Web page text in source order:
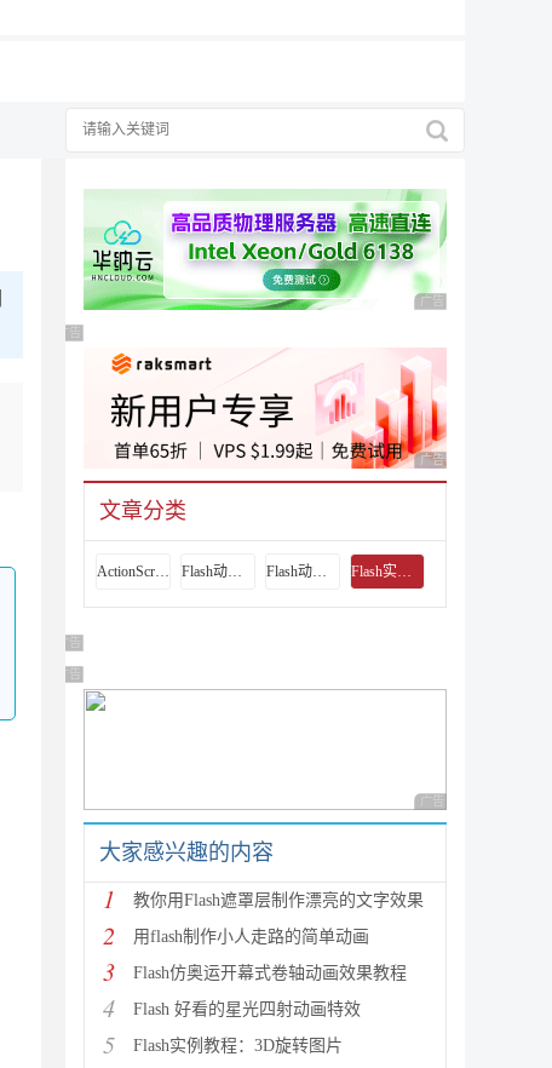
广告 商业广告，理性
广告 商业广告，理性选择
广告 商业广告，理性
文章分类
ActionScript教程 Flash动画基础 Flash动画制作技巧 Flash实例教程
广告 商业广告，理性选择
广告 商业广告，理性选择
广告 商业广告，理性
大家感兴趣的内容
1 教你用Flash遮罩层制作漂亮的文字效果
2 用flash制作小人走路的简单动画
3 Flash仿奥运开幕式卷轴动画效果教程
4 Flash 好看的星光四射动画特效
5 Flash实例教程：3D旋转图片